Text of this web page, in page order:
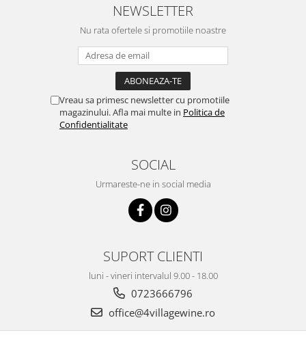
NEWSLETTER
Nu rata ofertele si promotiile noastre
Vreau sa primesc newsletter cu promotiile
magazinului. Afla mai multe in Politica de
Confidentialitate
SOCIAL
Urmareste-ne in social media
SUPORT CLIENTI
luni - vineri intervalul 9.00 - 18.00
0723666796
office@4villagewine.ro